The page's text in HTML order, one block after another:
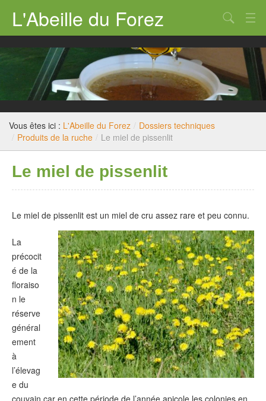
L'Abeille du Forez
Qui sommes nous ?
Rucher-école
Dossiers techniques
Législation
Nous contacter
Vous êtes ici : L'Abeille du Forez / Dossiers techniques
/ Produits de la ruche / Le miel de pissenlit
Le miel de pissenlit
Le miel de pissenlit est un miel de cru assez rare et peu connu.
La
précocit
é de la
floraiso
n le
réserve
général
ement
à
l’élevag
e du
couvain car en cette période de l’année apicole les colonies en